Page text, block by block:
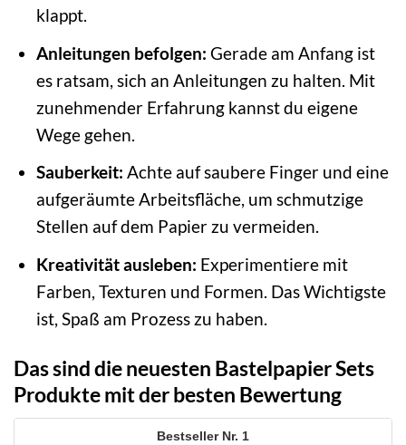
klappt.
Anleitungen befolgen: Gerade am Anfang ist
es ratsam, sich an Anleitungen zu halten. Mit
zunehmender Erfahrung kannst du eigene
Wege gehen.
Sauberkeit: Achte auf saubere Finger und eine
aufgeräumte Arbeitsfläche, um schmutzige
Stellen auf dem Papier zu vermeiden.
Kreativität ausleben: Experimentiere mit
Farben, Texturen und Formen. Das Wichtigste
ist, Spaß am Prozess zu haben.
Das sind die neuesten Bastelpapier Sets
Produkte mit der besten Bewertung
1